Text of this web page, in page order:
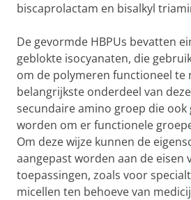
biscaprolactam en bisalkyl
De gevormde HBPUs bevatten
geblokte isocyanaten, die
om de polymeren functioneel te
belangrijkste onderdeel van
secundaire amino groep die ook
worden om er functionele
Om deze wijze kunnen de
aangepast worden aan de eisen
toepassingen, zoals voor
micellen ten behoeve van